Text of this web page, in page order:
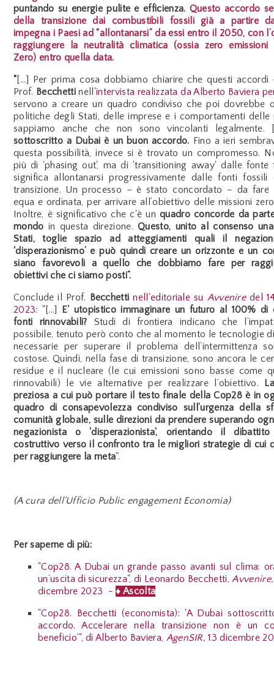
puntando su energie pulite e efficienza. Questo accordo
della transizione dai combustibili fossili già a partire
impegna i Paesi ad “allontanarsi” da essi entro il 2050, con
raggiungere la neutralità climatica (ossia zero emissioni
Zero) entro quella data.
“ [...] Per prima cosa dobbiamo chiarire che questi
Prof. Becchettinell'intervista realizzata da Alberto Baviera
servono a creare un quadro condiviso che poi dovrebbe
politiche degli Stati, delle imprese e i comportamenti delle
sappiamo anche che non sono vincolanti
sottoscritto a Dubai è un buon accordo. Fino a ieri
questa possibilità, invece si è trovato un compromesso.
più di 'phasing out', ma di 'transitioning away' dalle fonte
significa allontanarsi progressivamente dalle fonti fossili
transizione. Un processo – è stato concordato – da fare
equa e ordinata, per arrivare all’obiettivo delle missioni
Inoltre, è significativo che c'è un quadro concorde da
mondo in questa direzione.Questo, unito al consenso
Stati, toglie spazio ad atteggiamenti quali il
‘disperazionismo’ e può quindi creare un orizzonte e un
siano favorevoli a quello che dobbiamo fare per
obiettivi che ci siamo posti”.
Conclude il Prof. Becchetti nell'editoriale su Avveniredel
2023: "[...]
E' utopistico immaginare un futuro al 100% di
fonti rinnovabili? Studi di frontiera indicano che
possibile, tenuto però conto che al momento le tecnologie
necessarie per superare il problema dell’intermittenza
costose. Quindi, nella fase di transizione, sono ancora le
residue e il nucleare (le cui emissioni sono basse come
rinnovabili) le vie alternative per realizzare l’obiettivo.
preziosa a cui può portare il testo finale della Cop28 è in
quadro di consapevolezza condiviso sull’urgenza della
comunità globale, sulle direzioni da prendere superando
negazionista o 'disperazionista', orientando il
costruttivo verso il confronto tra le migliori strategie di cui
per raggiungere la meta".
(A cura dell'Ufficio Public engagement Economia)
Per saperne di più:
"Cop28. A Dubai un grande passo avanti sul clima:
un’uscita di sicurezza", di Leonardo Becchetti,Avvenire,
dicembre 2023 -♦ Ascolta
"Cop28. Becchetti (economista): 'A Dubai
accordo. Accelerare nella transizione non è un
beneficio'", di Alberto Baviera, AgenSIR, 13 dicembre